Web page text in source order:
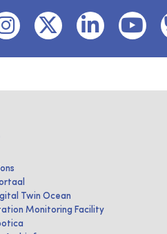
Twin Ocean
Monitoring Facility